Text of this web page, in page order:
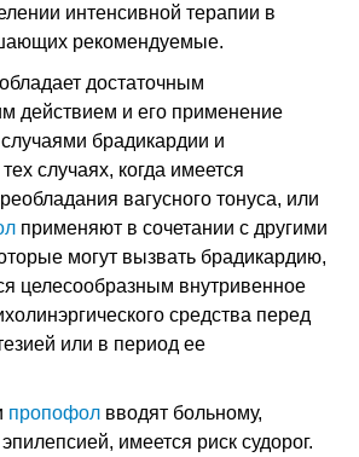
интенсивной терапии в
рекомендуемые.
достаточным
действием и его применение
брадикардии и
случаях, когда имеется
вагусного тонуса, или
применяют в сочетании с другими
могут вызвать брадикардию,
целесообразным внутривенное
средства перед
или в период ее
пропофол вводят больному,
имеется риск судорог.